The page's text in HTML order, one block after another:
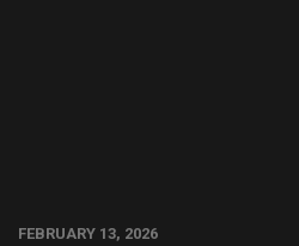
FEBRUARY 13, 2026